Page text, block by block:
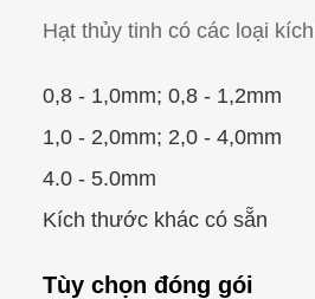
Hạt thủy tinh có các loại
0,8 - 1,0mm; 0,8 - 1,2mm
1,0 - 2,0mm; 2,0 - 4,0mm
4.0 - 5.0mm
Kích thước khác có sẵn
Tùy chọn đóng gói